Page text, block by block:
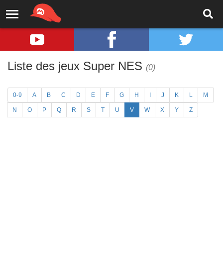
Liste des jeux Super NES (0)
0-9 A B C D E F G H J K L M
N O P Q R S T U V W X Y Z